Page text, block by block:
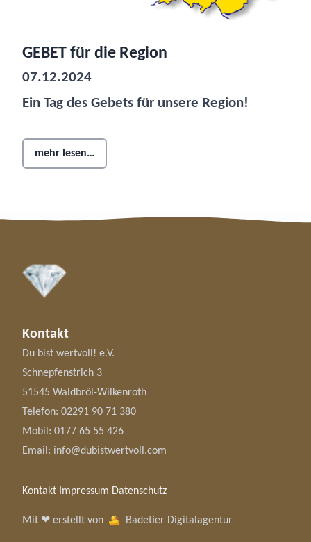
GEBET für die Region
07.12.2024
Ein Tag des Gebets für unsere Region!
mehr lesen…
Kontakt
Du bist wertvoll! e.V.
Schnepfenstrich 3
51545 Waldbröl-Wilkenroth
Telefon: 02291 90 71 380
Mobil: 0177 65 55 426
Email: info@dubistwertvoll.com
Kontakt Impressum Datenschutz
Mit ❤ erstellt von Badetier Digitalagentur